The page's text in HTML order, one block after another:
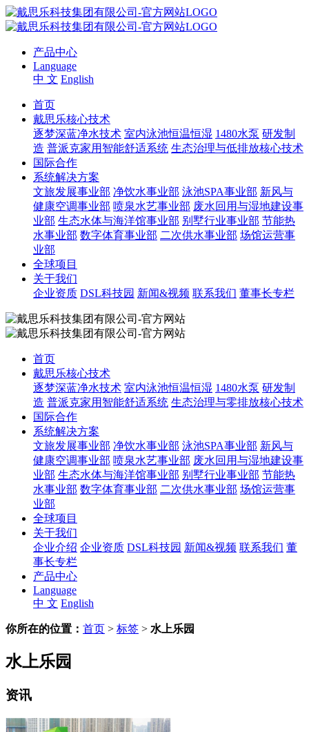
产品中心
Language
中 文 English
首页
戴思乐核心技术
逐梦深蓝净水技术 室内泳池恒温恒湿 1480水泵 研发制
造 普派克家用智能舒适系统 生态治理与低排放核心技术
国际合作
系统解决方案
文旅发展事业部 净饮水事业部 泳池SPA事业部 新风与
健康空调事业部 喷泉水艺事业部 废水回用与湿地建设事
业部 生态水体与海洋馆事业部 别墅行业事业部 节能热
水事业部 数字体育事业部 二次供水事业部 场馆运营事
业部
全球项目
关于我们
企业资质 DSL科技园 新闻&视频 联系我们 董事长专栏
首页
戴思乐核心技术
逐梦深蓝净水技术 室内泳池恒温恒湿 1480水泵 研发制
造 普派克家用智能舒适系统 生态治理与零排放核心技术
国际合作
系统解决方案
文旅发展事业部 净饮水事业部 泳池SPA事业部 新风与
健康空调事业部 喷泉水艺事业部 废水回用与湿地建设事
业部 生态水体与海洋馆事业部 别墅行业事业部 节能热
水事业部 数字体育事业部 二次供水事业部 场馆运营事
业部
全球项目
关于我们
企业介绍 企业资质 DSL科技园 新闻&视频 联系我们 董
事长专栏
产品中心
Language
中 文 English
你所在的位置： 首页 > 标签 > 水上乐园
水上乐园
资讯